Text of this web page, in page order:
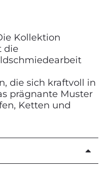
Kollektion
die
die sich kraftvoll in
prägnante Muster
Ketten und